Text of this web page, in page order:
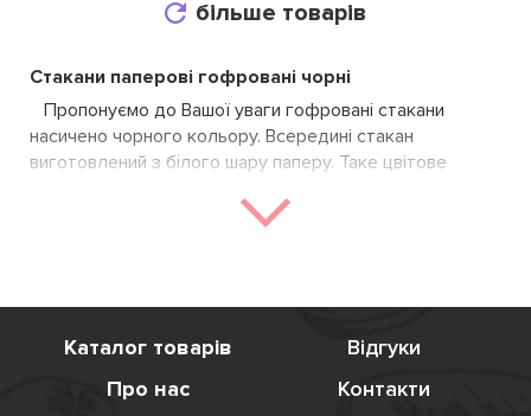
більше товарів
Стакани паперові гофровані чорні
Пропонуємо до Вашої уваги гофровані стакани
насичено чорного кольору. Всередині стакан
виготовлений з білого шару паперу. Таке цвітове
стильним. Не дарма, саме його обирають ті кавʼярні, які
Гофрований чорний стакан представлений в таких
Каталог товарів
Відгуки
Про нас
Контакти